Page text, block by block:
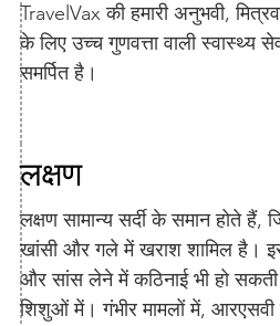
TravelVax की हमारी अनुभवी,
के लिए उच्च गुणवत्ता वाली स्वास्थ्य
समर्पित है।
लक्षण
लक्षण सामान्य सर्दी के समान होते हैं,
खांसी और गले में खराश शामिल है।
और सांस लेने में कठिनाई भी हो
शिशुओं में। गंभीर मामलों में, आरएसवी